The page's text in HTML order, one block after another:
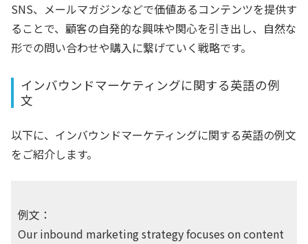
SNS、メールマガジンなどで価値あるコンテンツを提供す
ることで、顧客の自発的な興味や関心を引き出し、自然な
形での問い合わせや購入に繋げていく戦略です。
インバウンドマーケティングに関する英語の例
文
以下に、インバウンドマーケティングに関する英語の例文
をご紹介します。
例文：
Our inbound marketing strategy focuses on content